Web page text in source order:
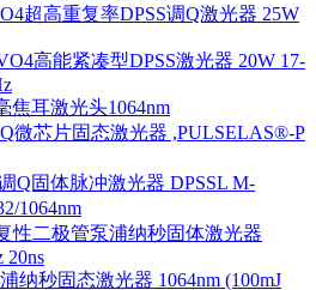
超高重复率DPSS调Q激光器 25W
高能紧凑型DPSS激光器 20W 17-
焦耳激光头1064nm
微芯片固态激光器 ,PULSELAS®-P
Q固体脉冲激光器 DPSSL M-
1064nm
性二极管泵浦纳秒固体激光器
20ns
纳秒固态激光器 1064nm (100mJ